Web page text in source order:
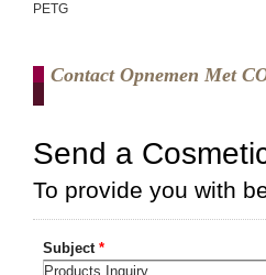
PETG
Contact Opnemen Met